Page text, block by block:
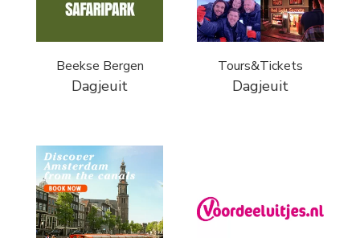
Beekse Bergen
Dagjeuit
Tours&Tickets
Dagjeuit